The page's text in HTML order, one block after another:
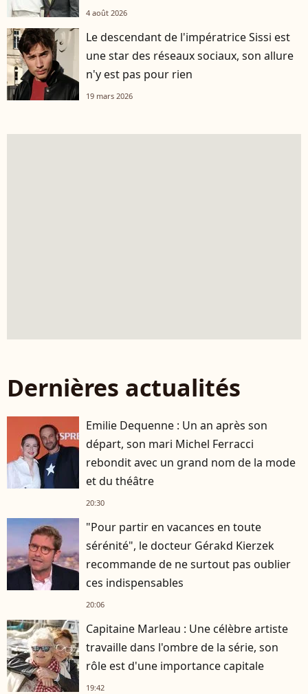
4 août 2026
Le descendant de l'impératrice Sissi est
une star des réseaux sociaux, son allure
n'y est pas pour rien
19 mars 2026
Dernières actualités
Emilie Dequenne : Un an après son
départ, son mari Michel Ferracci
rebondit avec un grand nom de la mode
et du théâtre
20:30
"Pour partir en vacances en toute
sérénité", le docteur Gérakd Kierzek
recommande de ne surtout pas oublier
ces indispensables
20:06
Capitaine Marleau : Une célèbre artiste
travaille dans l'ombre de la série, son
rôle est d'une importance capitale
19:42